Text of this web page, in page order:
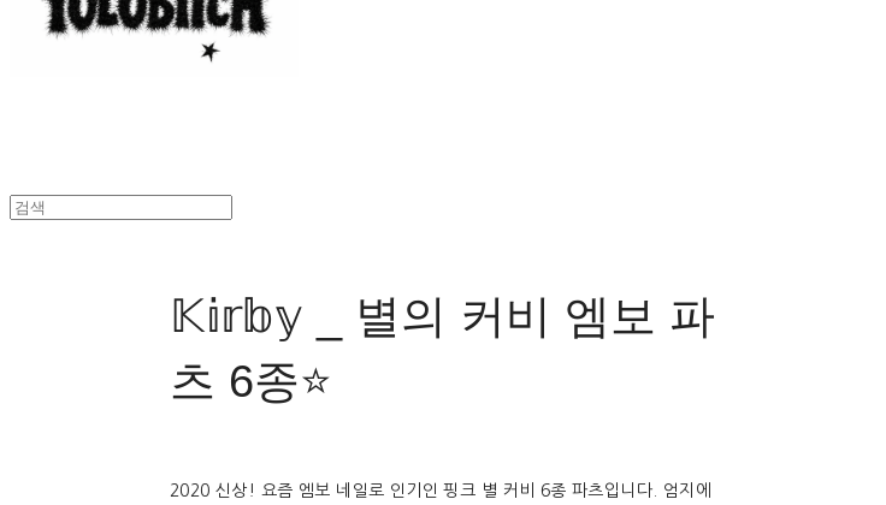
𝕂𝕚𝕣𝕓𝕪 _ 별의 커비 엠보 파
츠 6종⭐
2020 신상! 요즘 엠보 네일로 인기인 핑크 별 커비 6종 파츠입니다. 엄지에